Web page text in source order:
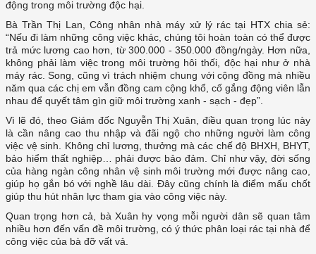
động trong môi trường độc hại.
Bà Trần Thị Lan, Công nhân nhà máy xử lý rác tại HTX chia sẻ:
“Nếu đi làm những công việc khác, chúng tôi hoàn toàn có thể được
trả mức lương cao hơn, từ 300.000 - 350.000 đồng/ngày. Hơn nữa,
không phải làm việc trong môi trường hôi thối, độc hại như ở nhà
máy rác. Song, cũng vì trách nhiệm chung với cộng đồng mà nhiều
năm qua các chị em vẫn đồng cam cộng khổ, cố gắng động viên lẫn
nhau để quyết tâm gìn giữ môi trường xanh - sạch - đẹp”.
Vì lẽ đó, theo Giám đốc Nguyễn Thị Xuân, điều quan trọng lúc này
là cần nâng cao thu nhập và đãi ngộ cho những người làm công
việc vệ sinh. Không chỉ lương, thưởng mà các chế độ BHXH, BHYT,
bảo hiểm thất nghiệp… phải được bảo đảm. Chỉ như vậy, đời sống
của hàng ngàn công nhân vệ sinh môi trường mới được nâng cao,
giúp họ gắn bó với nghề lâu dài. Đây cũng chính là điểm mấu chốt
giúp thu hút nhân lực tham gia vào công việc này.
Quan trọng hơn cả, bà Xuân hy vọng mỗi người dân sẽ quan tâm
nhiều hơn đến vấn đề môi trường, có ý thức phân loại rác tại nhà để
công việc của bà đỡ vất vả.